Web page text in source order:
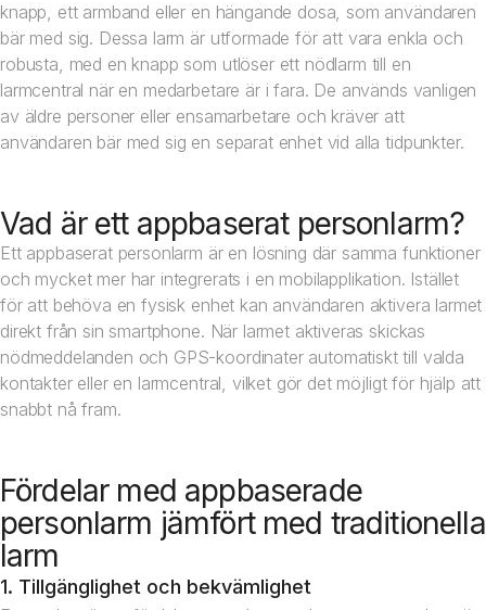
knapp, ett armband eller en hängande dosa, som användaren
bär med sig. Dessa larm är utformade för att vara enkla och
robusta, med en knapp som utlöser ett nödlarm till en
larmcentral när en medarbetare är i fara. De används vanligen
av äldre personer eller ensamarbetare och kräver att
användaren bär med sig en separat enhet vid alla tidpunkter.
Vad är ett appbaserat personlarm?
Ett appbaserat personlarm är en lösning där samma funktioner
och mycket mer har integrerats i en mobilapplikation. Istället
för att behöva en fysisk enhet kan användaren aktivera larmet
direkt från sin smartphone. När larmet aktiveras skickas
nödmeddelanden och GPS-koordinater automatiskt till valda
kontakter eller en larmcentral, vilket gör det möjligt för hjälp att
snabbt nå fram.
Fördelar med appbaserade
personlarm jämfört med traditionella
larm
1. Tillgänglighet och bekvämlighet